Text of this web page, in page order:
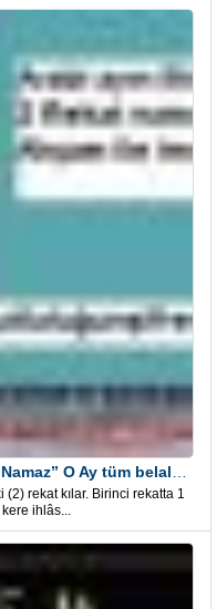
(2) rekat kılar. Birinci rekatta 1
kere ihlâs...